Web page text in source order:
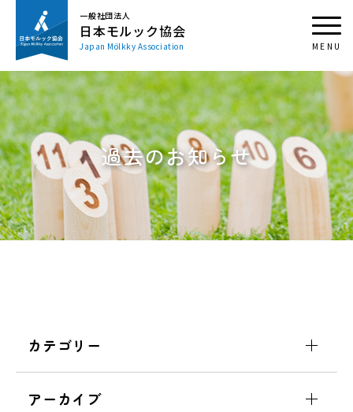
一般社団法人
日本モルック協会
Japan Mölkky Association
過去のお知らせ
カテゴリー
アーカイブ